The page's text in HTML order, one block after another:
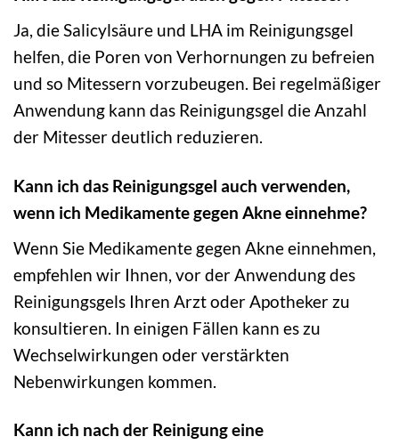
Ja, die Salicylsäure und LHA im Reinigungsgel
helfen, die Poren von Verhornungen zu befreien
und so Mitessern vorzubeugen. Bei regelmäßiger
Anwendung kann das Reinigungsgel die Anzahl
der Mitesser deutlich reduzieren.
Kann ich das Reinigungsgel auch verwenden,
wenn ich Medikamente gegen Akne einnehme?
Wenn Sie Medikamente gegen Akne einnehmen,
empfehlen wir Ihnen, vor der Anwendung des
Reinigungsgels Ihren Arzt oder Apotheker zu
konsultieren. In einigen Fällen kann es zu
Wechselwirkungen oder verstärkten
Nebenwirkungen kommen.
Kann ich nach der Reinigung eine